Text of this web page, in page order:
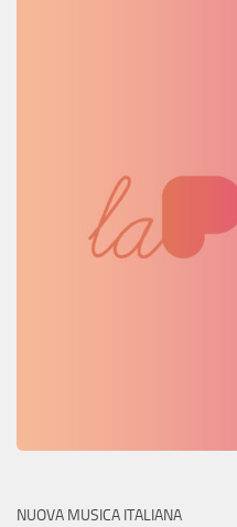
NUOVA MUSICA ITALIANA